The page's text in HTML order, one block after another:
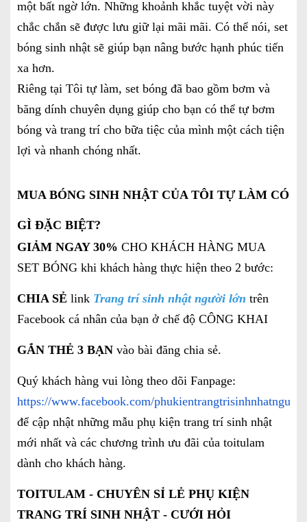
một bất ngờ lớn. Những khoảnh khắc tuyệt vời này
chắc chắn sẽ được lưu giữ lại mãi mãi. Có thể nói, set
bóng sinh nhật sẽ giúp bạn nâng bước hạnh phúc tiến
xa hơn.
Riêng tại Tôi tự làm, set bóng đã bao gồm bơm và
băng dính chuyên dụng giúp cho bạn có thể tự bơm
bóng và trang trí cho bữa tiệc của mình một cách tiện
lợi và nhanh chóng nhất.
MUA BÓNG SINH NHẬT CỦA TÔI TỰ LÀM CÓ
GÌ ĐẶC BIỆT?
GIẢM NGAY 30% CHO KHÁCH HÀNG MUA
SET BÓNG khi khách hàng thực hiện theo 2 bước:
CHIA SẺ link Trang trí sinh nhật người lớn trên
Facebook cá nhân của bạn ở chế độ CÔNG KHAI
GẮN THẺ 3 BẠN vào bài đăng chia sẻ.
Quý khách hàng vui lòng theo dõi Fanpage:
https://www.facebook.com/
để cập nhật những mẫu phụ kiện trang trí sinh nhật
mới nhất và các chương trình ưu đãi của toitulam
dành cho khách hàng.
TOITULAM - CHUYÊN SỈ LẺ PHỤ KIỆN
TRANG TRÍ SINH NHẬT - CƯỚI HỎI